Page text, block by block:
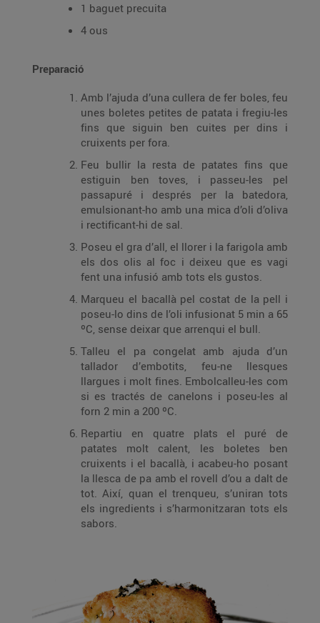
1 baguet precuita
4 ous
Preparació
Amb l’ajuda d’una cullera de fer boles, feu
unes boletes petites de patata i fregiu-les
fins que siguin ben cuites per dins i
cruixents per fora.
Feu bullir la resta de patates fins que
estiguin ben toves, i passeu-les pel
passapuré i després per la batedora,
emulsionant-ho amb una mica d’oli d’oliva
i rectificant-hi de sal.
Poseu el gra d’all, el llorer i la farigola amb
els dos olis al foc i deixeu que es vagi
fent una infusió amb tots els gustos.
Marqueu el bacallà pel costat de la pell i
poseu-lo dins de l’oli infusionat 5 min a 65
ºC, sense deixar que arrenqui el bull.
Talleu el pa congelat amb ajuda d’un
tallador d’embotits, feu-ne llesques
llargues i molt fines. Embolcalleu-les com
si es tractés de canelons i poseu-les al
forn 2 min a 200 ºC.
Repartiu en quatre plats el puré de
patates molt calent, les boletes ben
cruixents i el bacallà, i acabeu-ho posant
la llesca de pa amb el rovell d’ou a dalt de
tot. Així, quan el trenqueu, s’uniran tots
els ingredients i s’harmonitzaran tots els
sabors.